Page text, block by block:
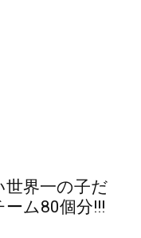
世界一の子だ
ム80個分!!!